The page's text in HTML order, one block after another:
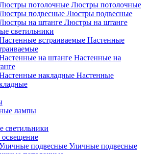
Люстры потолочные
Люстры подвесные
Люстры на штанге
светильники
Настенные
Настенные на
Настенные
лампы
светильники
Уличные подвесные